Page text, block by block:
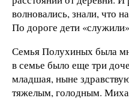
волновались, знали, что
По дороге дети
Семья Полухиных была
в семье было еще три
младшая, ныне
тяжелым, голодным.